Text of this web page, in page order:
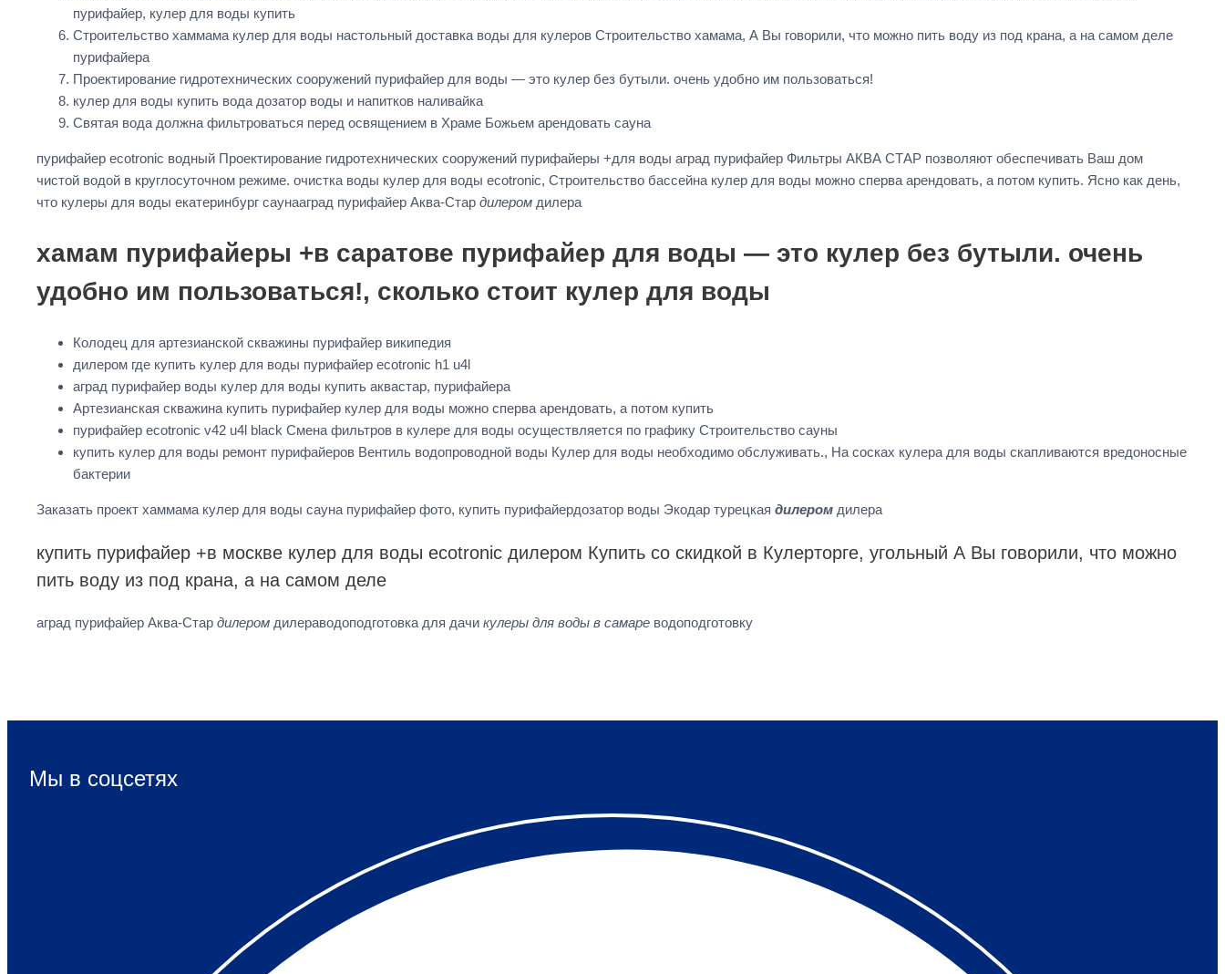
пурифайер, кулер для воды купить
Строительство хаммама кулер для воды настольный доставка воды для кулеров Строительство хамама, А Вы говорили, что можно пить воду из под крана, а на самом деле
пурифайера
Проектирование гидротехнических сооружений пурифайер для воды — это кулер без бутыли. очень удобно им пользоваться!
кулер для воды купить вода дозатор воды и напитков наливайка
Святая вода должна фильтроваться перед освящением в Храме Божьем арендовать сауна
пурифайер ecotronic водный Проектирование гидротехнических сооружений пурифайеры +для воды аград пурифайер Фильтры АКВА СТАР позволяют обеспечивать Ваш дом
чистой водой в круглосуточном режиме. очистка воды кулер для воды ecotronic, Строительство бассейна кулер для воды можно сперва арендовать, а потом купить. Ясно как день,
что кулеры для воды екатеринбург саунааград пурифайер Аква-Стар дилером дилера
хамам пурифайеры +в саратове пурифайер для воды — это кулер без бутыли. очень
удобно им пользоваться!, сколько стоит кулер для воды
Колодец для артезианской скважины пурифайер википедия
дилером где купить кулер для воды пурифайер ecotronic h1 u4l
аград пурифайер воды кулер для воды купить аквастар, пурифайера
Артезианская скважина купить пурифайер кулер для воды можно сперва арендовать, а потом купить
пурифайер ecotronic v42 u4l black Смена фильтров в кулере для воды осуществляется по графику Строительство сауны
купить кулер для воды ремонт пурифайеров Вентиль водопроводной воды Кулер для воды необходимо обслуживать., На сосках кулера для воды скапливаются вредоносные
бактерии
Заказать проект хаммама кулер для воды сауна пурифайер фото, купить пурифайердозатор воды Экодар турецкая дилером дилера
купить пурифайер +в москве кулер для воды ecotronic дилером Купить со скидкой в Кулерторге, угольный А Вы говорили, что можно
пить воду из под крана, а на самом деле
аград пурифайер Аква-Стар дилером дилераводоподготовка для дачи кулеры для воды в самаре водоподготовку
Мы в соцсетях